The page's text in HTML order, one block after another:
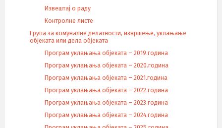
Извештај о раду
Контролне листе
Група за комуналне делатности, извршење, уклањање
објеката или дела објеката
Програм уклањања објеката – 2019.година
Програм уклањања објеката – 2020.година
Програм уклањања објеката – 2021.година
Програм уклањања објеката – 2022.година
Програм уклањања објеката – 2023.година
Програм уклањања објеката – 2024.година